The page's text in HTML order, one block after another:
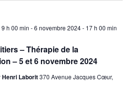
– Thérapie de la
– 5 et 6 novembre 2024
h 00 min -6 novembre 2024 - 17 h 00 min
Laborit370 Avenue Jacques Cœur,